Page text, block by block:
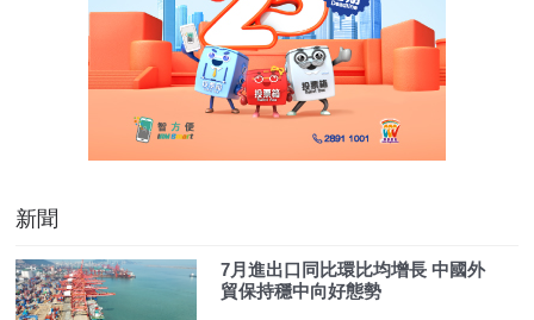
新聞
7月進出口同比環比均增長 中國外
貿保持穩中向好態勢